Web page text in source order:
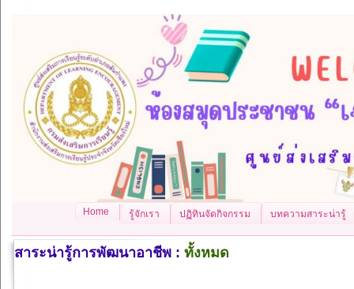
Home รู้จักเรา ปฏิทินจัดกิจกรรม บทความสาระน่ารู้
สาระน่ารู้การพัฒนาอาชีพ : ทั้งหมด